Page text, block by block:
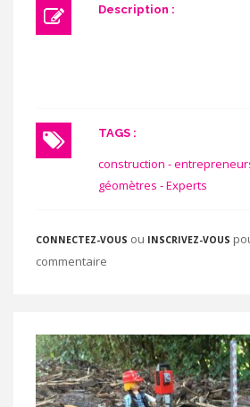
Description :
TAGS :
construction -
géomètres - Experts
CONNECTEZ-VOUS ou INSCRIVEZ-VOUS
commentaire